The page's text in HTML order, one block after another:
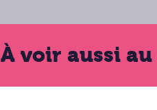
À voir aussi au